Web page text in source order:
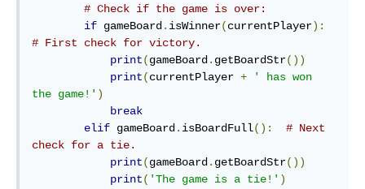
# Check if the game is over:
if gameBoard . isWinner(currentPlayer):
# First check for victory.
print(gameBoard . getBoardStr())
print(currentPlayer +
' has won
the game!' )
break
elif gameBoard . isBoardFull():
# Next
check for a tie.
print(gameBoard . getBoardStr())
print( 'The game is a tie!' )